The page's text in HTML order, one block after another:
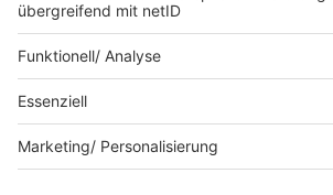
© bigFM - Eine Marke der Audiotainment
Co. KG